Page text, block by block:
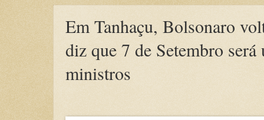
Em Tanhaçu, Bolsonaro
diz que 7 de Setembro
ministros